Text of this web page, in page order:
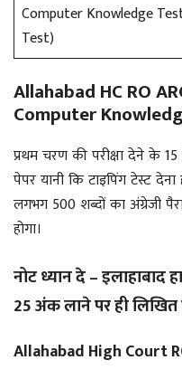
Computer Knowledge
Test)
Allahabad HC RO
Computer
प्रथम चरण की परीक्षा देने के
पेपर यानी कि टाइपिंग टेस्ट देना
लगभग 500 शब्दों का अंग्रेजी
होगा।
नोट ध्यान दे – इलाहाबाद
25 अंक लाने पर ही लिखित
Allahabad High Court